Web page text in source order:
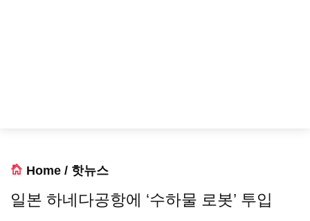
Home / 핫뉴스
일본 하네다공항에 ‘수하물 로봇’ 투입